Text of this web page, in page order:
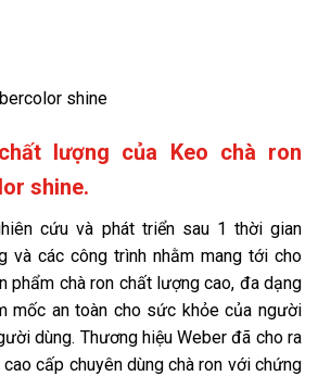
lượng của Keo chà ron
shine.
cứu và phát triển sau 1 thời gian
và các công trình nhằm mang tới cho
phẩm chà ron chất lượng cao, đa dạng
mốc an toàn cho sức khỏe của người
dùng. Thương hiệu Weber đã cho ra
cấp chuyên dùng chà ron với chứng